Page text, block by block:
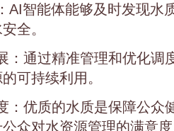
AI智能体能够及时发现水
全。
：通过精准管理和优化调
可持续利用。
：优质的水质是保障公众
众对水资源管理的满意